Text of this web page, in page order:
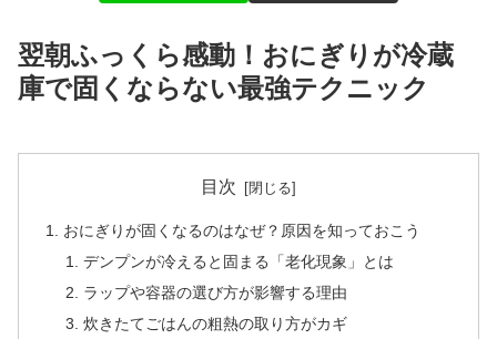
翌朝ふっくら感動！おにぎりが冷蔵
庫で固くならない最強テクニック
目次
おにぎりが固くなるのはなぜ？原因を知っておこう
デンプンが冷えると固まる「老化現象」とは
ラップや容器の選び方が影響する理由
炊きたてごはんの粗熱の取り方がカギ